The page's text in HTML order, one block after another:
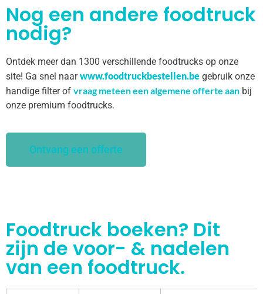
Nog een andere foodtruck
nodig?
Ontdek meer dan 1300 verschillende foodtrucks op onze
site! Ga snel naarwww.foodtruckbestellen.be gebruik onze
handige filter of vraag meteen een algemene offerte aan bij
onze premium foodtrucks.
Ontvang een offerte
Foodtruck boeken? Dit
zijn de voor- & nadelen
van een foodtruck.